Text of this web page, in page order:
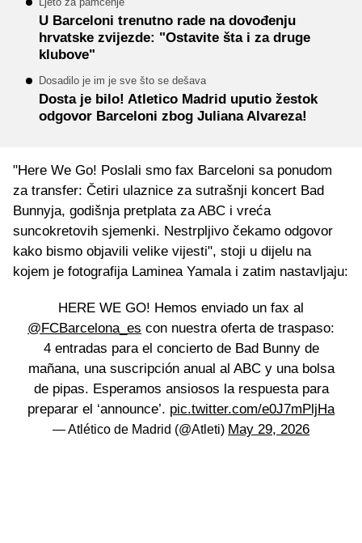
U Barceloni trenutno rade na dovođenju
hrvatske zvijezde: "Ostavite šta i za druge
klubove"
Dosadilo je im je sve što se dešava
Dosta je bilo! Atletico Madrid uputio žestok
odgovor Barceloni zbog Juliana Alvareza!
"Here We Go! Poslali smo fax Barceloni sa ponudom
za transfer: Četiri ulaznice za sutrašnji koncert Bad
Bunnyja, godišnja pretplata za ABC i vreća
suncokretovih sjemenki. Nestrpljivo čekamo odgovor
kako bismo objavili velike vijesti", stoji u dijelu na
kojem je fotografija Laminea Yamala i zatim nastavljaju:
HERE WE GO! Hemos enviado un fax al
@FCBarcelona_es con nuestra oferta de traspaso:
4 entradas para el concierto de Bad Bunny de
mañana, una suscripción anual al ABC y una bolsa
de pipas. Esperamos ansiosos la respuesta para
preparar el ‘announce’. pic.twitter.com/e0J7mPljHa
— Atlético de Madrid (@Atleti) May 29, 2026